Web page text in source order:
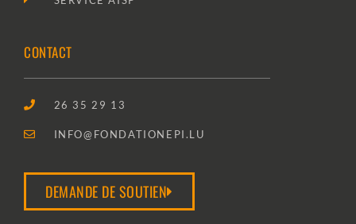
CONTACT
26 35 29 13
INFO@FONDATIONEPI.LU
DEMANDE DE SOUTIEN